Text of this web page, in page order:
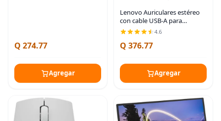
Q 274.77
Agregar
Lenovo Auriculares estéreo
con cable USB-A para
PC/portátil, cancelación de
ruido AI a través de la
aplicación, 4.94 oz ligeros,
4.6
Q 376.77
Agregar